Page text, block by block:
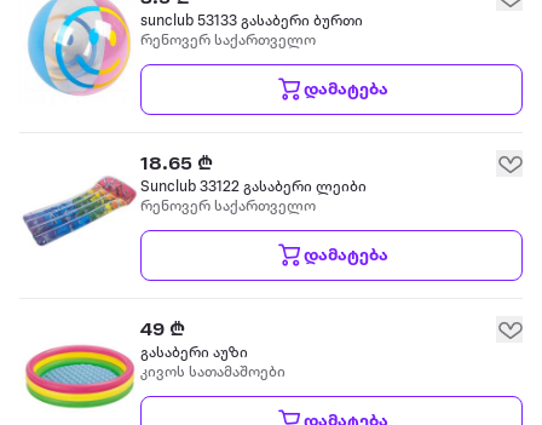
sunclub 53133 გასაბერი ბურთი
რენოვერ საქართველო
დამატება
18.65 ₾
Sunclub 33122 გასაბერი ლეიბი
რენოვერ საქართველო
დამატება
49 ₾
გასაბერი აუზი
კივოს სათამაშოები
დამატება